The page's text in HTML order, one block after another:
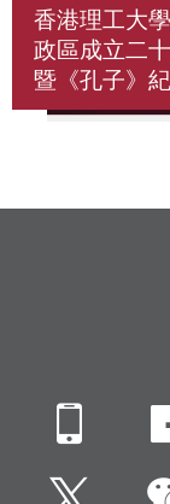
香港理工大
政區成立二
暨《孔子》